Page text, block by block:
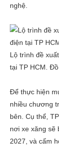
nghệ.
Lộ trình đề
tại TP HCM. Đồ
Để thực hiện
nhiều chương
bên. Cụ thể,
nơi xe xăng sẽ
2027, và cấm